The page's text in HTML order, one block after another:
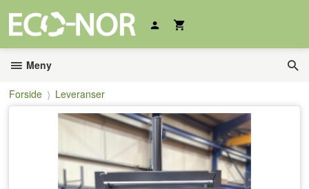
innholdet
Meny
Forside Leveranser